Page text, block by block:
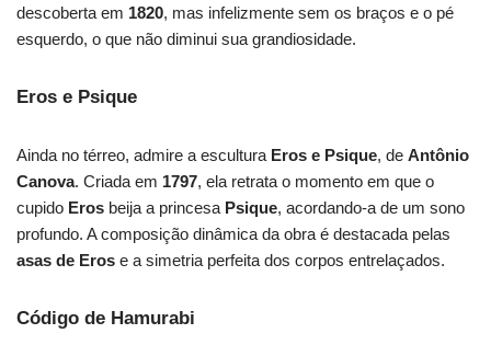
descoberta em 1820, mas infelizmente sem os braços e o pé
esquerdo, o que não diminui sua grandiosidade.
Eros e Psique
Ainda no térreo, admire a escultura Eros e Psique, de Antônio
Canova. Criada em 1797, ela retrata o momento em que o
cupido Eros beija a princesa Psique, acordando-a de um sono
profundo. A composição dinâmica da obra é destacada pelas
asas de Eros e a simetria perfeita dos corpos entrelaçados.
Código de Hamurabi